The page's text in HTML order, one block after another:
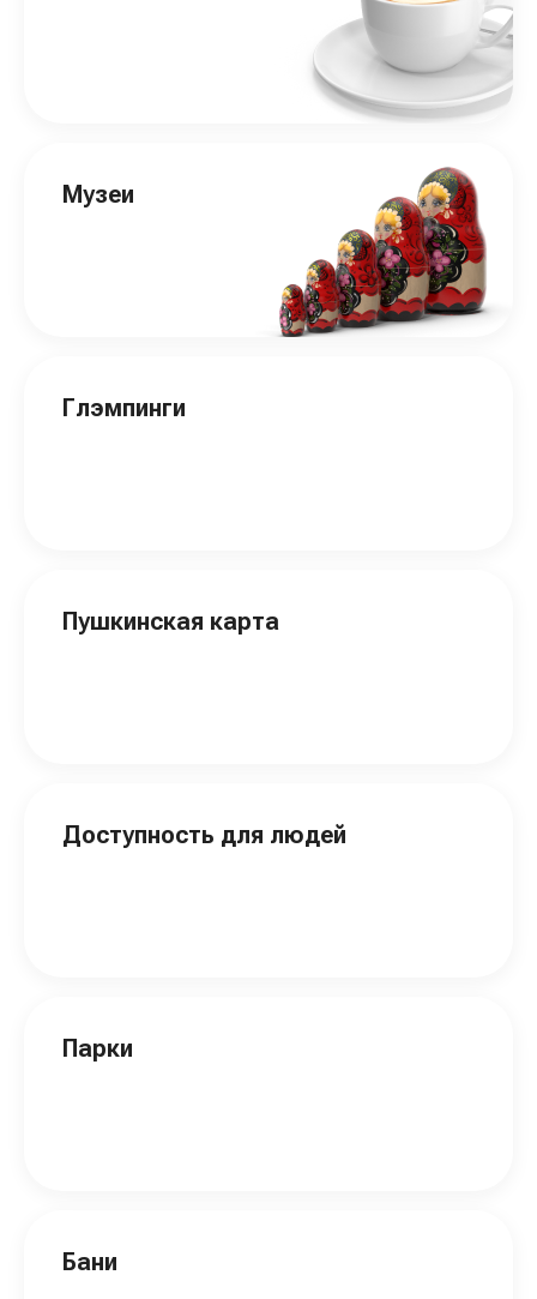
Музеи
Глэмпинги
Пушкинская карта
Доступность для людей
Парки
Бани